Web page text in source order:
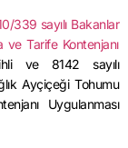
339 sayılı Bakanlar
Tarife Kontenjanı
ve 8142 sayılı
Ayçiçeği Tohumu
Uygulanması